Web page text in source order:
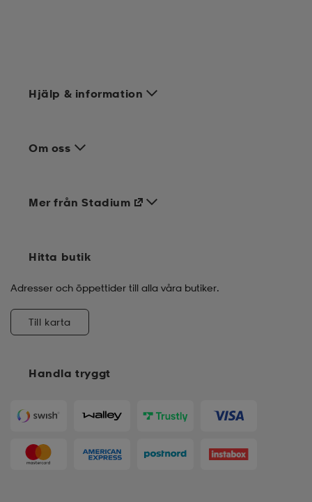
Hjälp & information
Om oss
Handla tryggt
Mer från Stadium
Hitta butik
Adresser och öppettider till alla våra butiker.
Till karta